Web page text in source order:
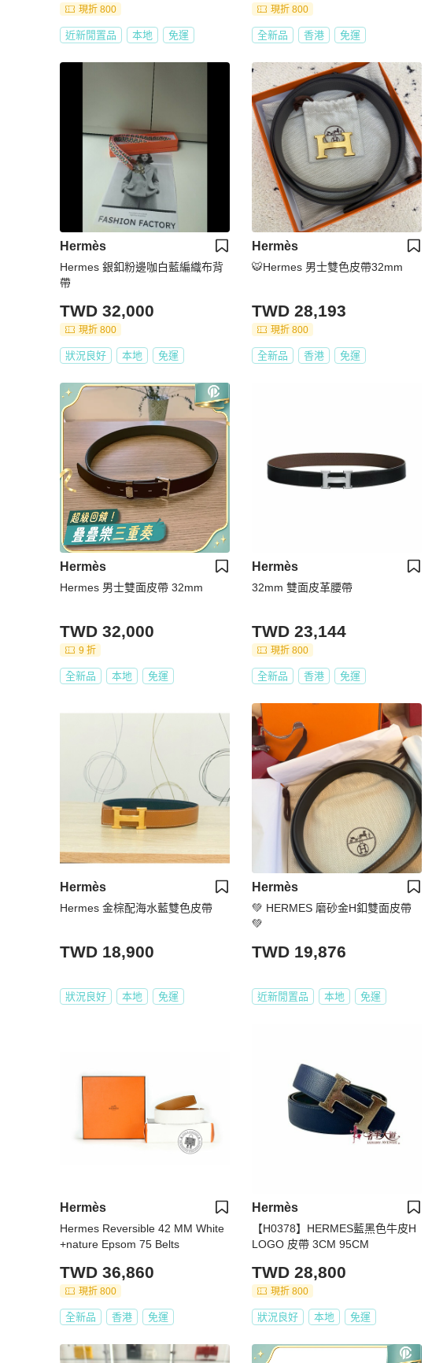
現折 800
近新閒置品 本地 免運
現折 800
全新品 香港 免運
Hermès
Hermes 銀釦粉邊咖白藍編織布背
帶
TWD 32,000
現折 800
狀況良好 本地 免運
Hermès
🐯Hermes 男士雙色皮帶32mm
TWD 28,193
現折 800
全新品 香港 免運
Hermès
Hermes 男士雙面皮帶 32mm
TWD 32,000
9 折
全新品 本地 免運
Hermès
32mm 雙面皮革腰帶
TWD 23,144
現折 800
全新品 香港 免運
Hermès
Hermes 金棕配海水藍雙色皮帶
TWD 18,900
狀況良好 本地 免運
Hermès
💚 HERMES 磨砂金H釦雙面皮帶
💚
TWD 19,876
近新閒置品 本地 免運
Hermès
Hermes Reversible 42 MM White
+nature Epsom 75 Belts
TWD 36,860
現折 800
全新品 香港 免運
Hermès
【H0378】HERMES藍黑色牛皮H
LOGO 皮帶 3CM 95CM
TWD 28,800
現折 800
狀況良好 本地 免運